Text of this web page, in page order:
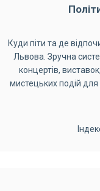
Куди піти та де
Львова. Зручна
концертів,
мистецьких подій для